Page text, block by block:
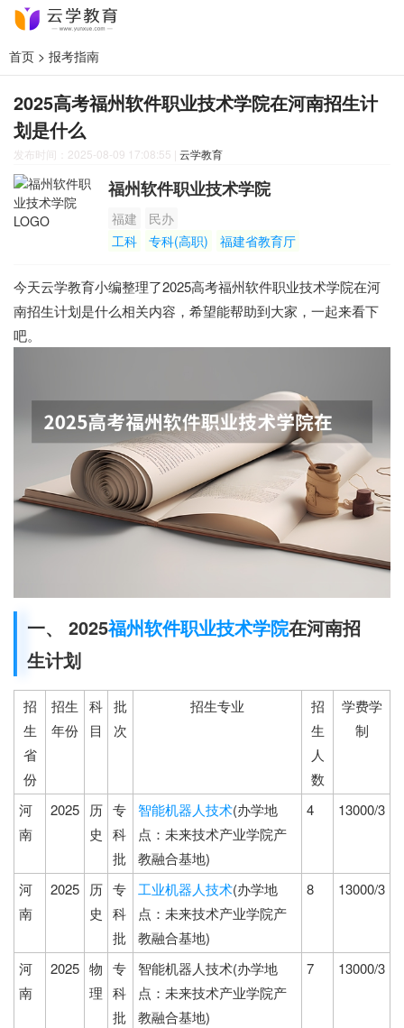
首页 > 报考指南
2025高考福州软件职业技术学院在河南招生计
划是什么
发布时间：2025-08-09 17:08:55 | 云学教育
福州软件职业技术学院
福建
民办
工科
专科(高职) 福建省教育厅
今天云学教育小编整理了2025高考福州软件职业技术学院在河
南招生计划是什么相关内容，希望能帮助到大家，一起来看下
吧。
一、 2025福州软件职业技术学院在河南招
生计划
招
生
省
份
招生
年份
科
目
批
次
招生专业
招
生
人
数
学费学
制
河
南
2025 历
史
专
科
批
智能机器人技术(办学地
点：未来技术产业学院产
教融合基地)
4 13000/3
河
南
2025 历
史
专
科
批
工业机器人技术(办学地
点：未来技术产业学院产
教融合基地)
8 13000/3
河
南
2025 物
理
专
科
批
智能机器人技术(办学地
点：未来技术产业学院产
教融合基地)
7 13000/3